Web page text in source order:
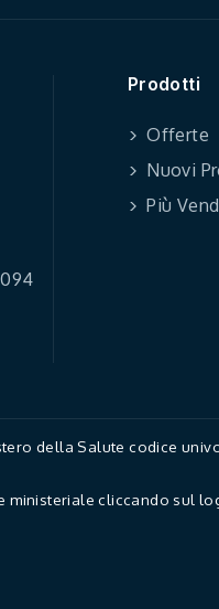
Prodotti
Offerte
Nuovi
Più
della Salute codice
ministeriale cliccando sul